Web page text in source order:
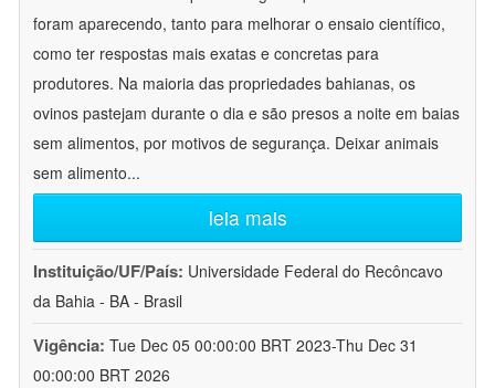
foram aparecendo, tanto para melhorar o ensaio científico,
como ter respostas mais exatas e concretas para
produtores. Na maioria das propriedades bahianas, os
ovinos pastejam durante o dia e são presos a noite em baias
sem alimentos, por motivos de segurança. Deixar animais
sem alimento...
leia mais
Instituição/UF/País: Universidade Federal do Recôncavo
da Bahia - BA - Brasil
Vigência: Tue Dec 05 00:00:00 BRT 2023-Thu Dec 31
00:00:00 BRT 2026